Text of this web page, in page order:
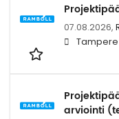
07.08.2026,
Tampere
arviointi